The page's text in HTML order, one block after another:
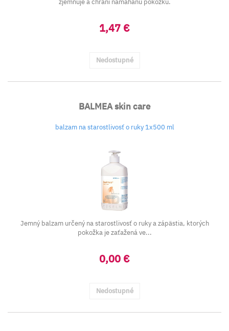
zjemňuje a chráni namáhanú pokožku.
1,47 €
Nedostupné
BALMEA skin care
balzam na starostlivosť o ruky 1x500 ml
Jemný balzam určený na starostlivosť o ruky a zápästia, ktorých
pokožka je zaťažená ve...
0,00 €
Nedostupné